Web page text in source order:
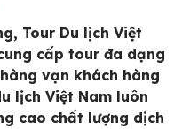
Tour Du lịch Việt
cấp tour đa dạng
vạn khách hàng
lịch Việt Nam luôn
cao chất lượng dịch